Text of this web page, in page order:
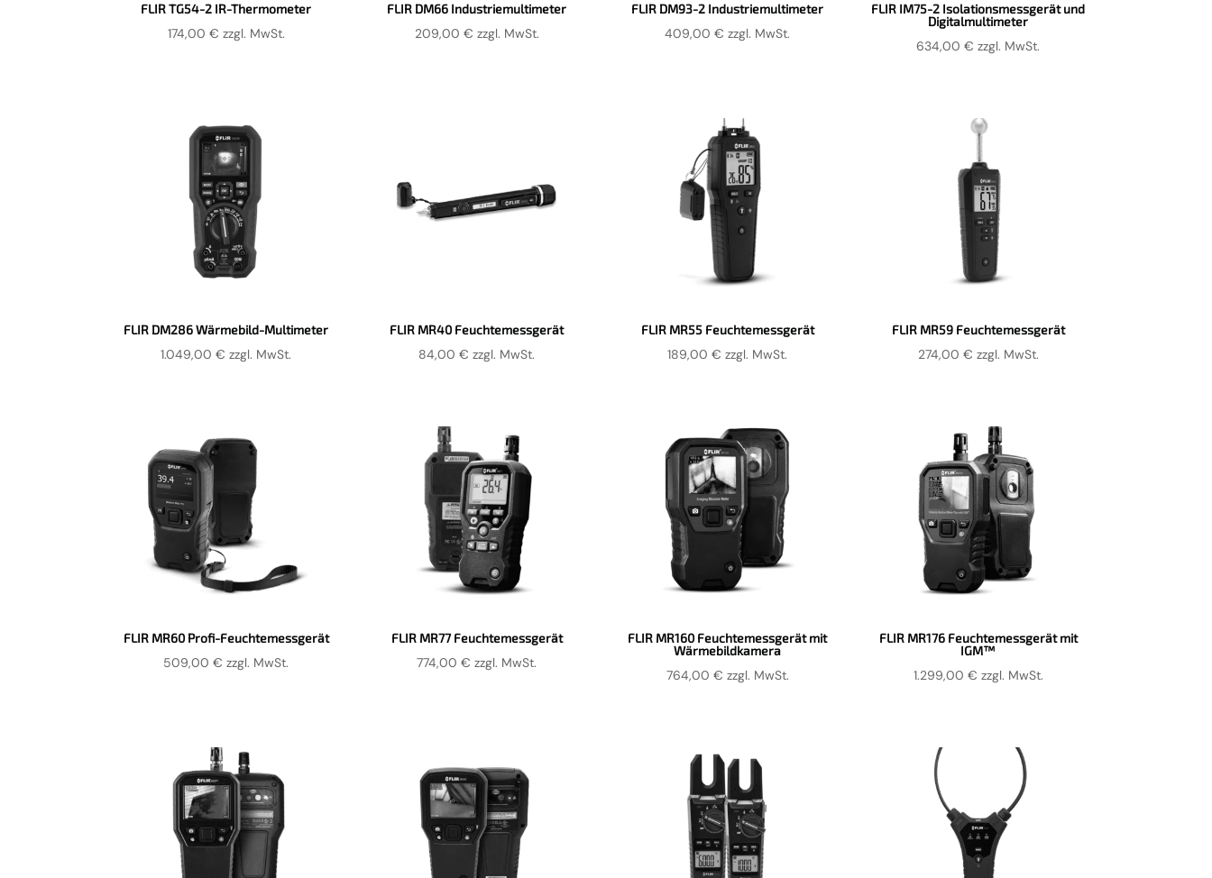
FLIR TG54-2 IR-Thermometer
174,00 € zzgl. MwSt.
FLIR DM66 Industriemultimeter
209,00 € zzgl. MwSt.
FLIR DM93-2 Industriemultimeter
409,00€ zzgl. MwSt.
FLIR IM75-2 Isolationsmessgerät und
Digitalmultimeter
634,00€ zzgl. MwSt.
FLIR DM286 Wärmebild-Multimeter
1.049,00€ zzgl. MwSt.
FLIR MR40 Feuchtemessgerät
84,00€ zzgl. MwSt.
FLIR MR55 Feuchtemessgerät
189,00€ zzgl. MwSt.
FLIR MR59 Feuchtemessgerät
274,00 € zzgl. MwSt.
FLIR MR60 Profi-Feuchtemessgerät
509,00€ zzgl. MwSt.
FLIR MR77 Feuchtemessgerät
774,00€ zzgl. MwSt.
FLIR MR160 Feuchtemessgerät mit
Wärmebildkamera
764,00 € zzgl. MwSt.
FLIR MR176 Feuchtemessgerät mit
IGM™
1.299,00 € zzgl. MwSt.